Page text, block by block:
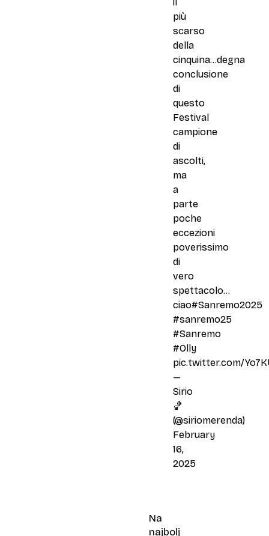
più
scarso
della
cinquina...degna
conclusione
di
questo
Festival
campione
di
ascolti,
ma
a
parte
poche
eccezioni
poverissimo
di
vero
spettacolo...
ciao#Sanremo2025
#sanremo25
#Sanremo
#Olly
pic.twitter.com/
—
Sirio
🏀
(@siriomerenda)
February
16,
2025
Na
najbolj